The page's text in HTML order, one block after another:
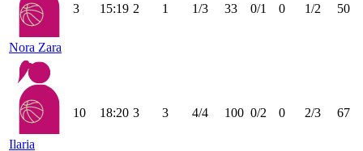
Nora Zara
3 15:19 2 1 1/3 33 0/1 0 1/2 50
Ilaria
10 18:20 3 3 4/4 100 0/2 0 2/3 67